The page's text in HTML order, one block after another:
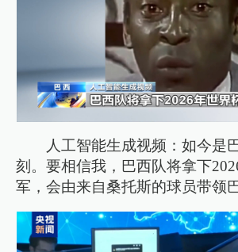
人工智能生成视频：如今是
刻。要相信我，巴西队将拿下
军，会由来自桑托斯的球员带领